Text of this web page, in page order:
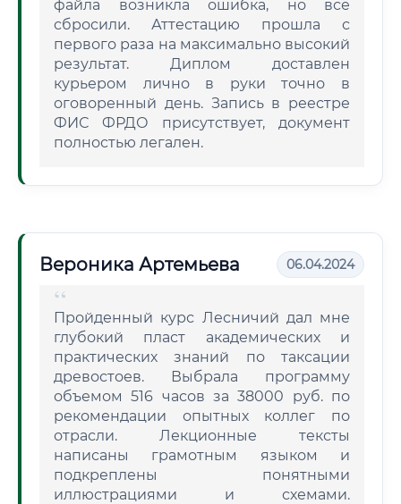
файла возникла ошибка, но всё
сбросили. Аттестацию прошла с
первого раза на максимально высокий
результат. Диплом доставлен
курьером лично в руки точно в
оговоренный день. Запись в реестре
ФИС ФРДО присутствует, документ
полностью легален.
Вероника Артемьева 06.04.2024
Пройденный курс Лесничий дал мне
глубокий пласт академических и
практических знаний по таксации
древостоев. Выбрала программу
объемом 516 часов за 38000 руб. по
рекомендации опытных коллег по
отрасли. Лекционные тексты
написаны грамотным языком и
подкреплены понятными
иллюстрациями и схемами.